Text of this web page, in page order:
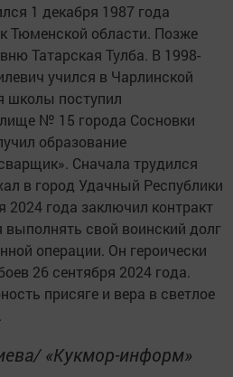
1 декабря 1987 года
Тюменской области. Позже
Татарская Тулба. В 1998-
учился в Чарлинской
школы поступил
№ 15 города Сосновки
образование
Сначала трудился
в город Удачный Республики
2024 года заключил контракт
выполнять свой воинский долг
операции. Он героически
26 сентября 2024 года.
присяге и вера в светлое
«Кукмор-информ»